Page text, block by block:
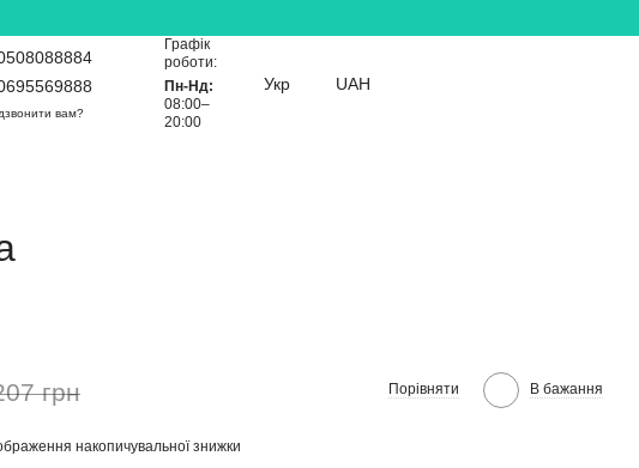
вам?
Графік
роботи:
Пн-Нд:
08:00–
20:00
Укр UAH
грн Порівняти В бажання
накопичувальної знижки